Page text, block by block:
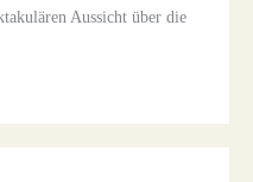
Aussicht über die